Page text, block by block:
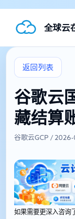
全球云
返回列表
谷歌云
藏结算
谷歌云GCP /
如果需要更深入咨询